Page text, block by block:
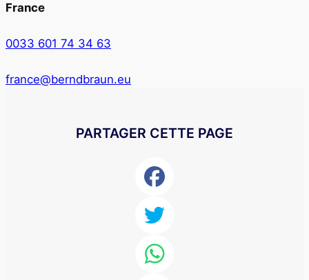
France
0033 601 74 34 63
france@berndbraun.eu
PARTAGER CETTE PAGE
Facebook
Twitter